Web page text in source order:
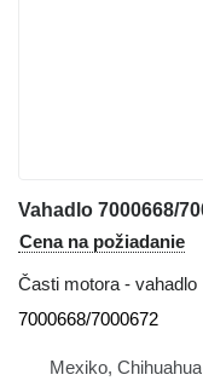
Cena na požiadanie
Časti motora - vahadlo
7000668/7000672
Mexiko, Chihuahua